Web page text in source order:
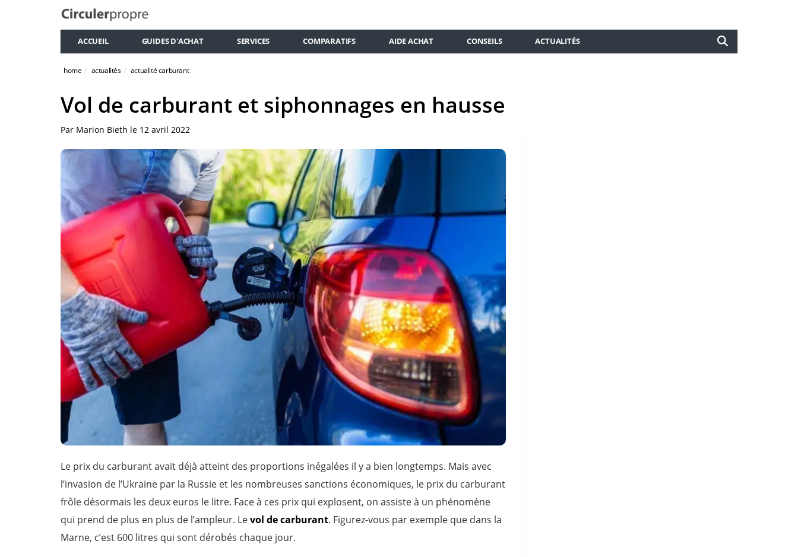
ACCUEIL GUIDES D'ACHAT SERVICES COMPARATIFS AIDE ACHAT CONSEILS ACTUALITÉS
home actualités actualité carburant
Vol de carburant et siphonnages en hausse
Par Marion Bieth le 12 avril 2022
Le prix du carburant avait déjà atteint des proportions inégalées il y a bien longtemps. Mais avec
l’invasion de l’Ukraine par la Russie et les nombreuses sanctions économiques, le prix du carburant
frôle désormais les deux euros le litre. Face à ces prix qui explosent, on assiste à un phénomène
qui prend de plus en plus de l’ampleur. Levol de carburant. Figurez-vous par exemple que dans la
Marne, c’est 600 litres qui sont dérobés chaque jour.